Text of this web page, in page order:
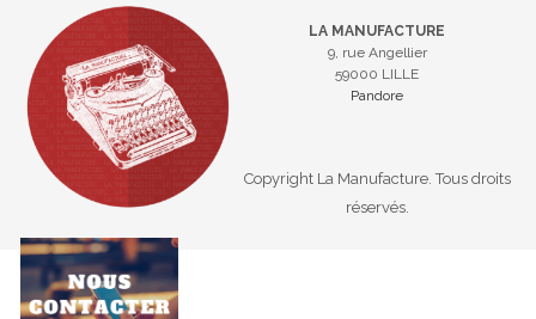
LA MANUFACTURE
9, rue Angellier
59000 LILLE
Pandore
Copyright La Manufacture. Tous droits
réservés.